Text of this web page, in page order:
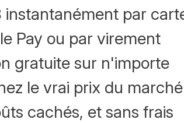
instantanément par
Pay ou par virement
gratuite sur n'importe
le vrai prix du marché
cachés, et sans frais